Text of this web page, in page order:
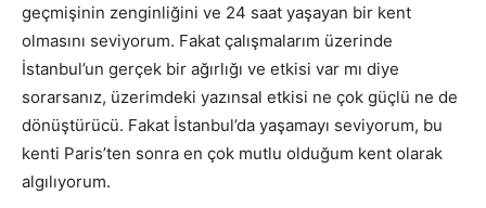
geçmişinin zenginliğini ve 24 saat yaşayan bir kent
olmasını seviyorum. Fakat çalışmalarım üzerinde
İstanbul’un gerçek bir ağırlığı ve etkisi var mı diye
sorarsanız, üzerimdeki yazınsal etkisi ne çok güçlü ne de
dönüştürücü. Fakat İstanbul’da yaşamayı seviyorum, bu
kenti Paris’ten sonra en çok mutlu olduğum kent olarak
algılıyorum.